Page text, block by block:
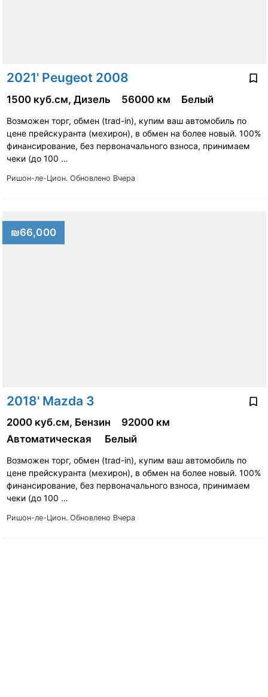
2021' Peugeot 2008
Ришон-ле-Цион. Обновлено Вчера
1500 куб.см, Дизель 56000 км Белый
Возможен торг, обмен (trad-in), купим ваш автомобиль по
цене прейскуранта (мехирон), в обмен на более новый. 100%
финансирование, без первоначального взноса, принимаем
чеки (до 100 …
₪66,000
2018' Mazda 3
Ришон-ле-Цион. Обновлено Вчера
2000 куб.см, Бензин
92000 км
Автоматическая
Белый
Возможен торг, обмен (trad-in), купим ваш автомобиль по
цене прейскуранта (мехирон), в обмен на более новый. 100%
финансирование, без первоначального взноса, принимаем
чеки (до 100 …